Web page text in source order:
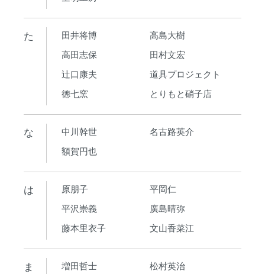
た 田井将博
高島大樹
高田志保
田村文宏
辻口康夫
道具プロジェクト
徳七窯
とりもと硝子店
な 中川幹世
名古路英介
額賀円也
は 原朋子
平岡仁
平沢崇義
廣島晴弥
藤本里衣子
文山香菜江
ま 増田哲士
松村英治